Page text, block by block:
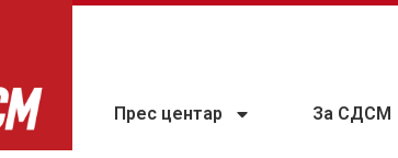
Прес центар За СДСМ